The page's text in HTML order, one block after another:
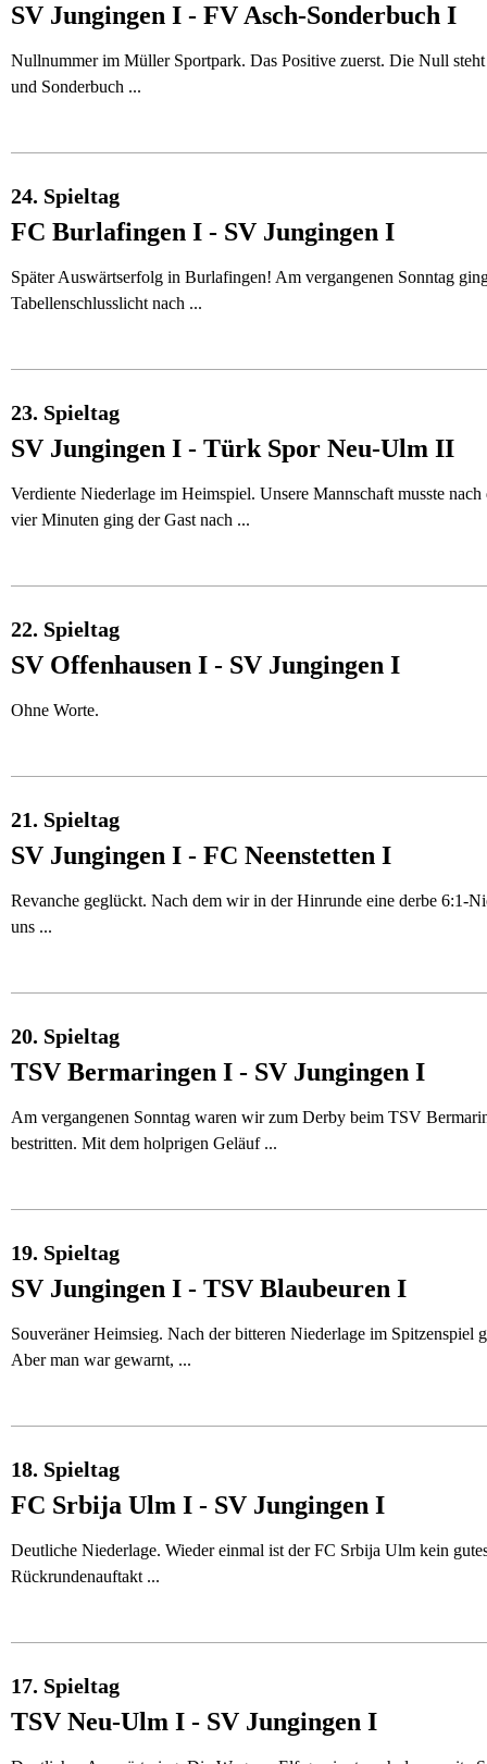
SV Jungingen I - FV Asch-Sonderbuch I
Nullnummer im Müller Sportpark. Das Positive zuerst. Die Null
und Sonderbuch ...
24. Spieltag
FC Burlafingen I - SV Jungingen I
Später Auswärtserfolg in Burlafingen! Am vergangenen Sonntag
Tabellenschlusslicht nach ...
23. Spieltag
SV Jungingen I - Türk Spor Neu-Ulm II
Verdiente Niederlage im Heimspiel. Unsere Mannschaft musste
vier Minuten ging der Gast nach ...
22. Spieltag
SV Offenhausen I - SV Jungingen I
Ohne Worte.
21. Spieltag
SV Jungingen I - FC Neenstetten I
Revanche geglückt. Nach dem wir in der Hinrunde eine derbe 6:1-
uns ...
20. Spieltag
TSV Bermaringen I - SV Jungingen I
Am vergangenen Sonntag waren wir zum Derby beim TSV
bestritten. Mit dem holprigen Geläuf ...
19. Spieltag
SV Jungingen I - TSV Blaubeuren I
Souveräner Heimsieg. Nach der bitteren Niederlage im
Aber man war gewarnt, ...
18. Spieltag
FC Srbija Ulm I - SV Jungingen I
Deutliche Niederlage. Wieder einmal ist der FC Srbija Ulm kein
Rückrundenauftakt ...
17. Spieltag
TSV Neu-Ulm I - SV Jungingen I